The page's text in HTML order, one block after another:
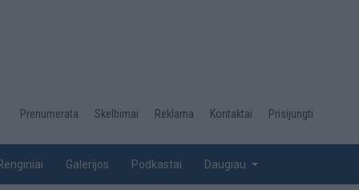
Desktop
top
Prenumerata Skelbimai Reklama Kontaktai Prisijungti
Galerijos Podkastai Daugiau